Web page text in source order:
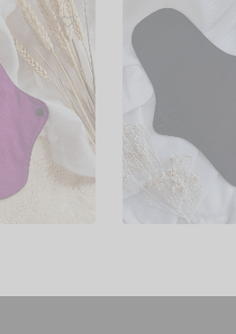
18,50€
Choix des